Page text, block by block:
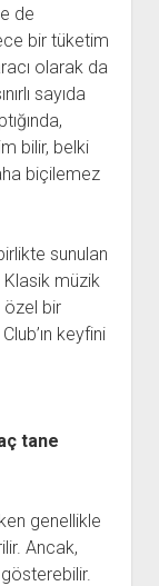
de
bir tüketim
olarak da
sayıda
bilir, belki
biçilemez
sunulan
Klasik müzik
özel bir
keyfini
tane
genellikle
Ancak,